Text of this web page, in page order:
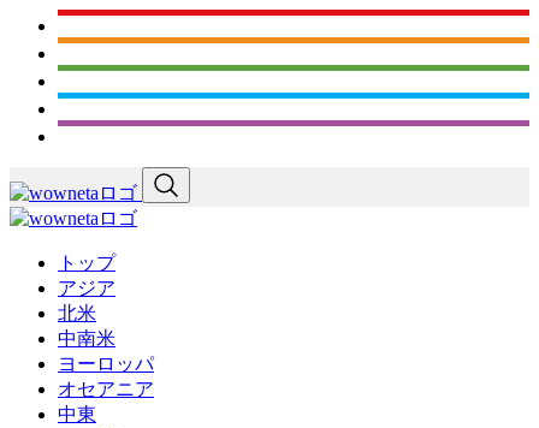
トップ
アジア
北米
中南米
ヨーロッパ
オセアニア
中東